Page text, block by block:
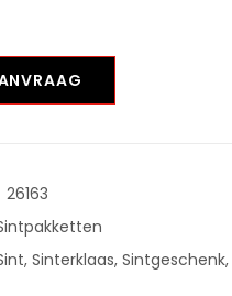
26163
, Sinterklaas, Sintgeschenk,